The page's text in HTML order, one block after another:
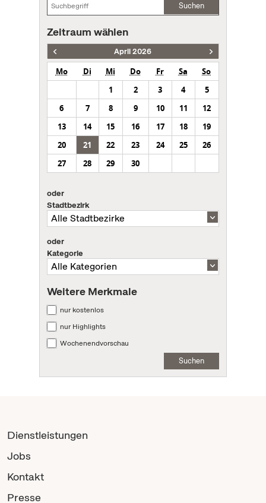
Suchen
Zeitraum wählen
April 2026
Mo Di Mi Do Fr Sa
So
1
2 3 4
5
6
7 8 9 10 11
12
13
14 15 16 17 18
19
20
21 22 23 24 25
26
27
28 29 30
oder
Stadtbezirk
oder
Kategorie
Weitere Merkmale
nur kostenlos
nur Highlights
Wochenendvorschau
Suchen
Dienstleistungen
Jobs
Kontakt
Presse